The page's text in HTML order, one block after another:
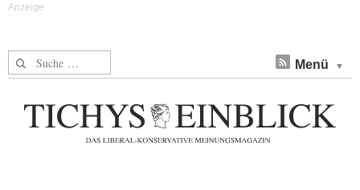
Suche nach: Menü